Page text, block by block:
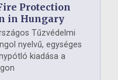
Protection
in Hungary
Tűzvédelmi
nyelvű, egységes
kiadása a